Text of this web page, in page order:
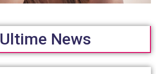
Ultime News